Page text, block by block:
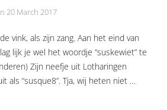
20 March 2017
vink, als zijn zang. Aan het eind van
lijk je wel het woordje “suskewiet” te
Zijn neefje uit Lotharingen
als “susque8”. Tja, wij heten niet …